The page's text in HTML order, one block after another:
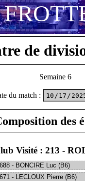
FROTT
de
Semaine 6
du match :
des
Visité : 213 -